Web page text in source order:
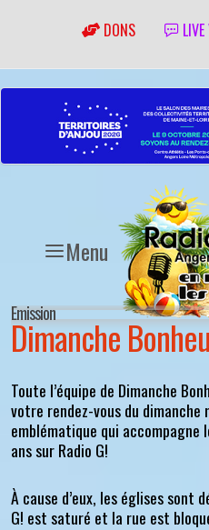
DONS LIVE
Menu
Emission
Dimanche
Toute l’équipe de Dimanche
votre rendez-vous du dimanche
emblématique qui accompagne
ans sur Radio G!
À cause d’eux, les églises sont
G! est saturé et la rue est